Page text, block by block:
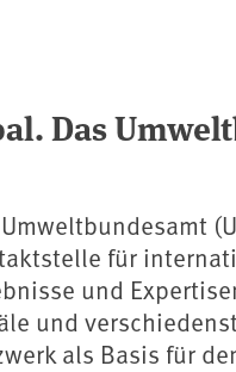
Das
Umweltbundesamt
für
und
und
als Basis für